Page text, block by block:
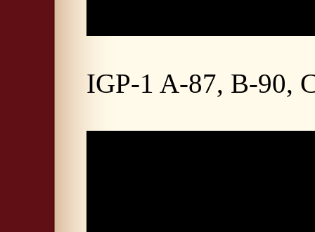
IGP-1 A-87, B-90,